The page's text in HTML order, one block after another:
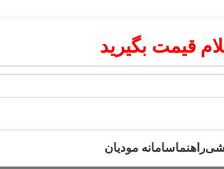
قیمت بگیرید
راهنماسامانه مودیان